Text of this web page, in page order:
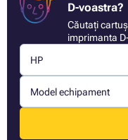
D-voastra?
Căutați
imprimanta
HP
Model echipament